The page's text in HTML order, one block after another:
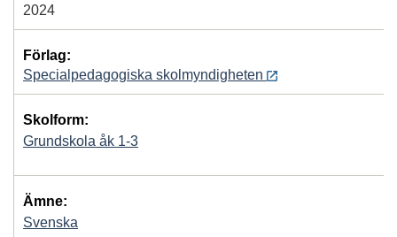
2024
Förlag:
Specialpedagogiska skolmyndigheten
Skolform:
Grundskola åk 1-3
Ämne:
Svenska